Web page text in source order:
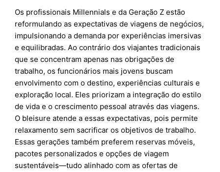
Os profissionais Millennials e da Geração Z estão
reformulando as expectativas de viagens de negócios,
impulsionando a demanda por experiências imersivas
e equilibradas. Ao contrário dos viajantes tradicionais
que se concentram apenas nas obrigações de
trabalho, os funcionários mais jovens buscam
envolvimento com o destino, experiências culturais e
exploração local. Eles priorizam a integração do estilo
de vida e o crescimento pessoal através das viagens.
O bleisure atende a essas expectativas, pois permite
relaxamento sem sacrificar os objetivos de trabalho.
Essas gerações também preferem reservas móveis,
pacotes personalizados e opções de viagem
sustentáveis—tudo alinhado com as ofertas de